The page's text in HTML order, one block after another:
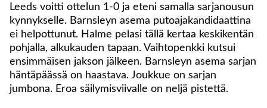
Leeds voitti ottelun 1-0 ja eteni samalla sarjanousun
kynnykselle. Barnsleyn asema putoajakandidaattina
ei helpottunut. Halme pelasi tällä kertaa keskikentän
pohjalla, alkukauden tapaan. Vaihtopenkki kutsui
ensimmäisen jakson jälkeen. Barnsleyn asema sarjan
häntäpäässä on haastava. Joukkue on sarjan
jumbona. Eroa säilymisviivalle on neljä pistettä.